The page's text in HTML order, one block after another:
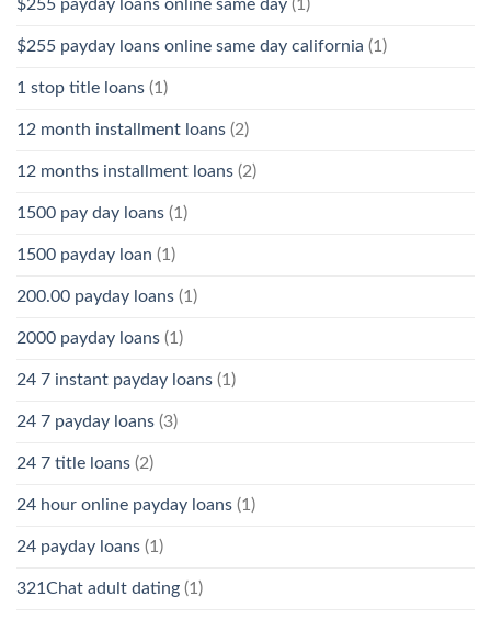
$255 payday loans online same day (1)
$255 payday loans online same day california (1)
1 stop title loans (1)
12 month installment loans (2)
12 months installment loans (2)
1500 pay day loans (1)
1500 payday loan (1)
200.00 payday loans (1)
2000 payday loans (1)
24 7 instant payday loans (1)
24 7 payday loans (3)
24 7 title loans (2)
24 hour online payday loans (1)
24 payday loans (1)
321Chat adult dating (1)